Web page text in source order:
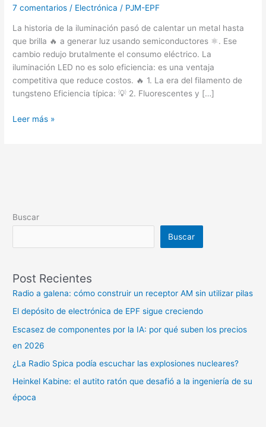
7 comentarios / Electrónica / PJM-EPF
La historia de la iluminación pasó de calentar un metal hasta
que brilla 🔥 a generar luz usando semiconductores ⚛️. Ese
cambio redujo brutalmente el consumo eléctrico. La
iluminación LED no es solo eficiencia: es una ventaja
competitiva que reduce costos. 🔥 1. La era del filamento de
tungsteno Eficiencia típica: 💡 2. Fluorescentes y […]
Leer más »
Buscar
Buscar
Post Recientes
Radio a galena: cómo construir un receptor AM sin utilizar pilas
El depósito de electrónica de EPF sigue creciendo
Escasez de componentes por la IA: por qué suben los precios
en 2026
¿La Radio Spica podía escuchar las explosiones nucleares?
Heinkel Kabine: el autito ratón que desafió a la ingeniería de su
época